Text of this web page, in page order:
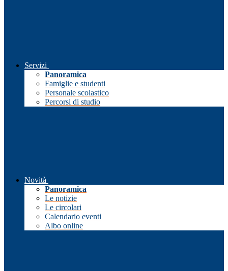
Servizi
Panoramica
Famiglie e studenti
Personale scolastico
Percorsi di studio
Novità
Panoramica
Le notizie
Le circolari
Calendario eventi
Albo online